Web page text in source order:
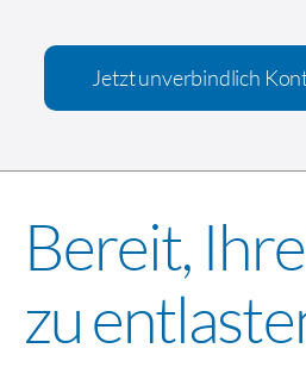
Jetzt unverbindlich
Bereit,
zu